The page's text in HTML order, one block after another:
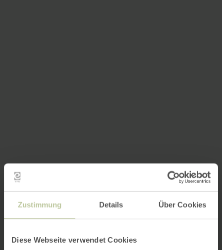
Zustimmung Details Über Cookies
Diese Webseite verwendet Cookies